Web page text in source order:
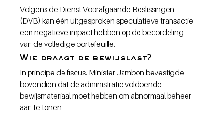
Volgens de Dienst Voorafgaande Beslissingen
(DVB) kan één uitgesproken speculatieve transactie
een negatieve impact hebben op de beoordeling
van de volledige portefeuille.
Wie draagt de bewijslast?
In principe de fiscus. Minister Jambon bevestigde
bovendien dat de administratie voldoende
bewijsmateriaal moet hebben om abnormaal beheer
aan te tonen.